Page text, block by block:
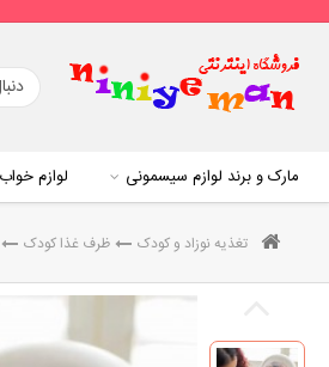
مارک و برند لوازم سیسمونی لوازم
تغذیه نوزاد و کودک ظرف غذا کودک